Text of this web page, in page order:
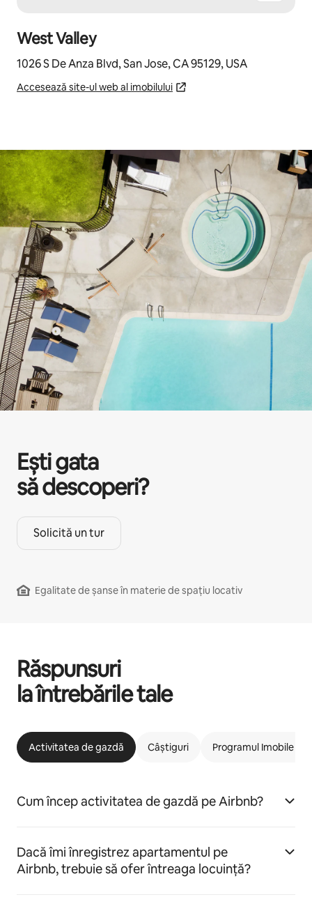
West Valley
1026 S De Anza Blvd, San Jose, CA 95129, USA
Accesează site-ul web al imobilului
Ești gata
să descoperi?
Solicită un tur
Egalitate de șanse în materie de spațiu locativ
Răspunsuri
la întrebările tale
Activitatea de gazdă Câștiguri Programul Imobile
Cum încep activitatea de gazdă pe Airbnb?
Dacă îmi înregistrez apartamentul pe
Airbnb, trebuie să ofer întreaga locuință?